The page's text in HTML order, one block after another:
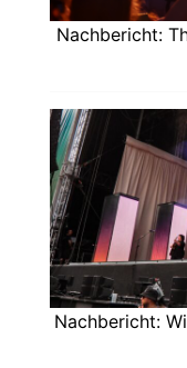
Nachbericht:
Nachbericht: